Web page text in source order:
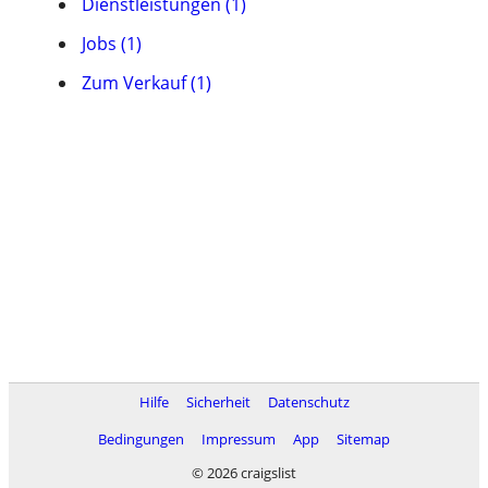
Jobs (1)
Zum Verkauf (1)
Hilfe Sicherheit
Datenschutz
Bedingungen
Impressum App
Sitemap
© 2026 craigslist